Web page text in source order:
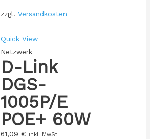
zzgl. Versandkosten
Quick View
Netzwerk
D-Link
DGS-
1005P/E
POE+ 60W
61,09 € inkl. MwSt.